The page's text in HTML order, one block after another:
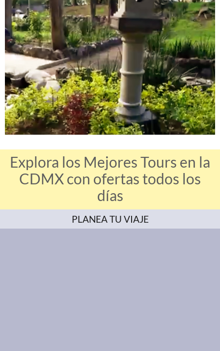
Explora los Mejores Tours en la
CDMX con ofertas todos los
días
PLANEA TU VIAJE